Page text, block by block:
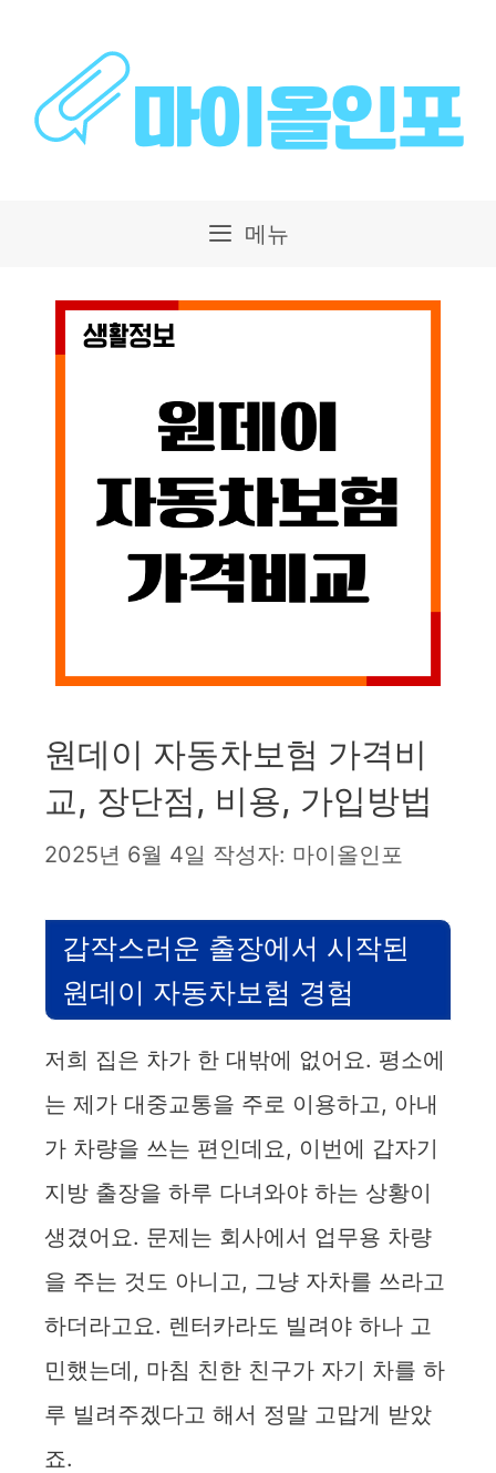
메뉴
원데이 자동차보험 가격비
교, 장단점, 비용, 가입방법
2025년 6월 4일 작성자: 마이올인포
갑작스러운 출장에서 시작된
원데이 자동차보험 경험
저희 집은 차가 한 대밖에 없어요. 평소에
는 제가 대중교통을 주로 이용하고, 아내
가 차량을 쓰는 편인데요, 이번에 갑자기
지방 출장을 하루 다녀와야 하는 상황이
생겼어요. 문제는 회사에서 업무용 차량
을 주는 것도 아니고, 그냥 자차를 쓰라고
하더라고요. 렌터카라도 빌려야 하나 고
민했는데, 마침 친한 친구가 자기 차를 하
루 빌려주겠다고 해서 정말 고맙게 받았
죠.